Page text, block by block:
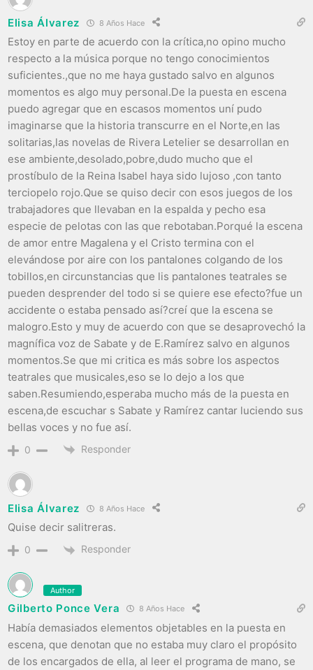
Elisa Álvarez 8 Años Hace
Estoy en parte de acuerdo con la crítica,no opino mucho
respecto a la música porque no tengo conocimientos
suficientes.,que no me haya gustado salvo en algunos
momentos es algo muy personal.De la puesta en escena
puedo agregar que en escasos momentos uní pudo
imaginarse que la historia transcurre en el Norte,en las
solitarias,las novelas de Rivera Letelier se desarrollan en
ese ambiente,desolado,pobre,dudo mucho que el
prostíbulo de la Reina Isabel haya sido lujoso ,con tanto
terciopelo rojo.Que se quiso decir con esos juegos de los
trabajadores que llevaban en la espalda y pecho esa
especie de pelotas con las que rebotaban.Porqué la escena
de amor entre Magalena y el Cristo termina con el
elevándose por aire con los pantalones colgando de los
tobillos,en circunstancias que lis pantalones teatrales se
pueden desprender del todo si se quiere ese efecto?fue un
accidente o estaba pensado así?creí que la escena se
malogro.Esto y muy de acuerdo con que se desaprovechó la
magnífica voz de Sabate y de E.Ramírez salvo en algunos
momentos.Se que mi critica es más sobre los aspectos
teatrales que musicales,eso se lo dejo a los que
saben.Resumiendo,esperaba mucho más de la puesta en
escena,de escuchar s Sabate y Ramírez cantar luciendo sus
bellas voces y no fue así.
0 Responder
Elisa Álvarez 8 Años Hace
Quise decir salitreras.
0 Responder
Author
Gilberto Ponce Vera 8 Años Hace
Había demasiados elementos objetables en la puesta en
escena, que denotan que no estaba muy claro el propósito
de los encargados de ella, al leer el programa de mano, se